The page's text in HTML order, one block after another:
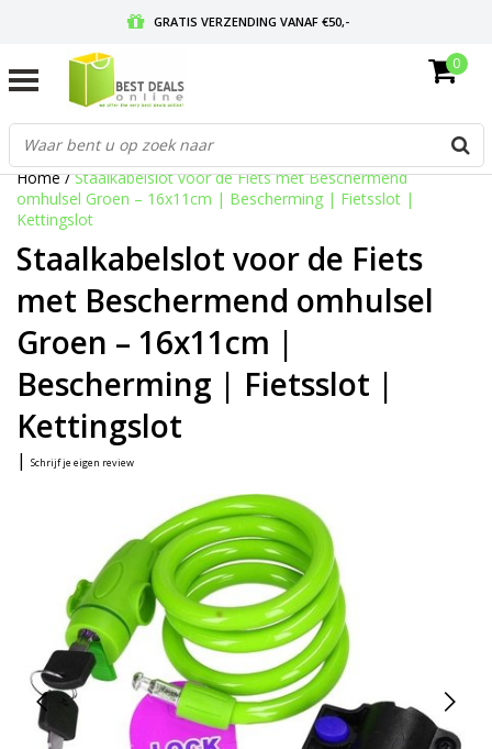
GRATIS VERZENDING VANAF €50,-
GRATIS RETOURNEREN EN 30 DAGEN BEDENKTIJD
0
Home/Staalkabelslot voor de Fiets met Beschermend
omhulsel Groen – 16x11cm | Bescherming | Fietsslot |
Kettingslot
Staalkabelslot voor de Fiets
met Beschermend omhulsel
Groen – 16x11cm |
Bescherming | Fietsslot |
Kettingslot
| Schrijf je eigen review